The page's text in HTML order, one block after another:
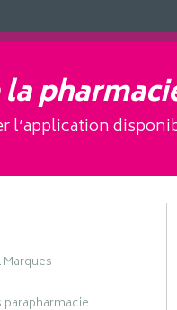
l’application